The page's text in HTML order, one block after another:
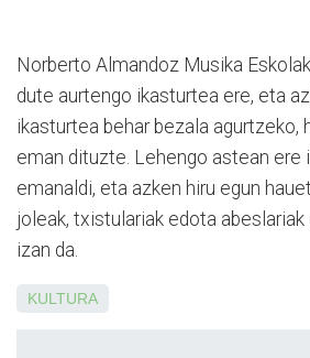
Norberto Almandoz Musika
dute aurtengo ikasturtea ere, eta
ikasturtea behar bezala agurtzeko,
eman dituzte. Lehengo astean ere
emanaldi, eta azken hiru egun
joleak, txistulariak edota
izan da.
KULTURA